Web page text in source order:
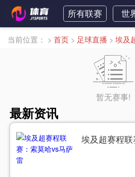
所有联赛 世
当前位置： > 首页 > 足球直播 > 埃及
暂无赛事!
最新资讯
埃及超赛程